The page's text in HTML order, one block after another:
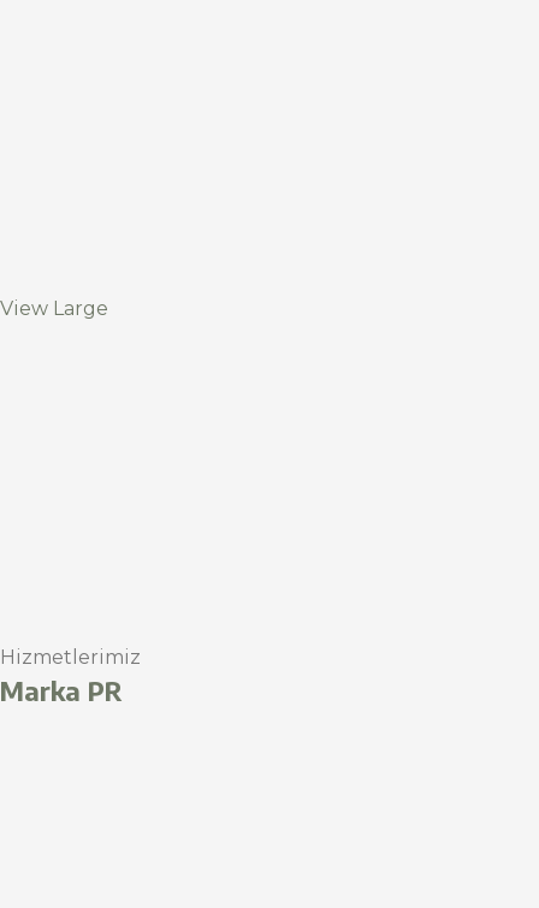
View Large
Hizmetlerimiz
Marka PR